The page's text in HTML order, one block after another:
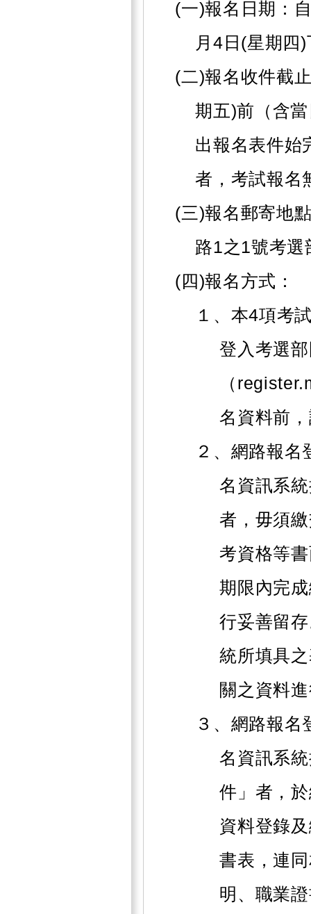
(一)報名日期：
月4日(星期四
(二)報名收件截
期五)前（含
出報名表件始
者，考試報名
(三)報名郵寄地
路1之1號考選
(四)報名方式：
１、本4項考
登入考選
（
名資料前
２、網路報名
名資訊系
者，毋須
考資格等
期限內完
行妥善留
統所填具
關之資料
３、網路報名
名資訊系
件」者，
資料登錄
書表，連
明、職業